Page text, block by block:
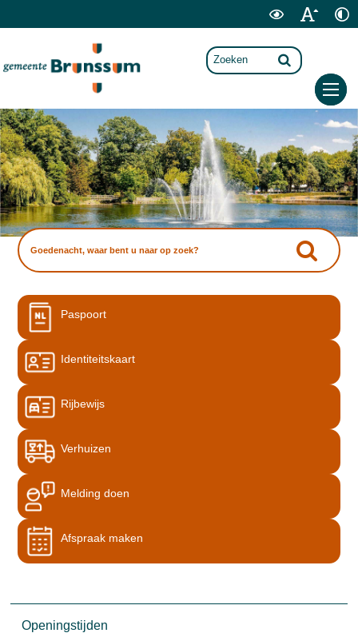
Paspoort
Identiteitskaart
Rijbewijs
Verhuizen
Melding doen
Afspraak maken
Openingstijden